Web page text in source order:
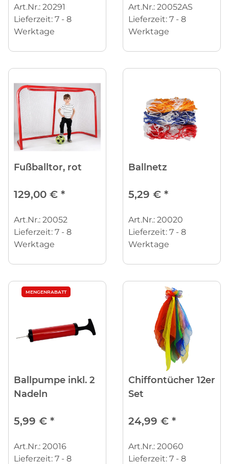
Art.Nr.: 20291
Lieferzeit: 7 - 8
Werktage
Art.Nr.: 20052AS
Lieferzeit: 7 - 8
Werktage
Fußballtor, rot
129,00 € *
Art.Nr.: 20052
Lieferzeit: 7 - 8
Werktage
Ballnetz
5,29 € *
Art.Nr.: 20020
Lieferzeit: 7 - 8
Werktage
MENGENRABATT
Ballpumpe inkl. 2
Nadeln
5,99 € *
Art.Nr.: 20016
Lieferzeit: 7 - 8
Chiffontücher 12er
Set
24,99 € *
Art.Nr.: 20060
Lieferzeit: 7 - 8